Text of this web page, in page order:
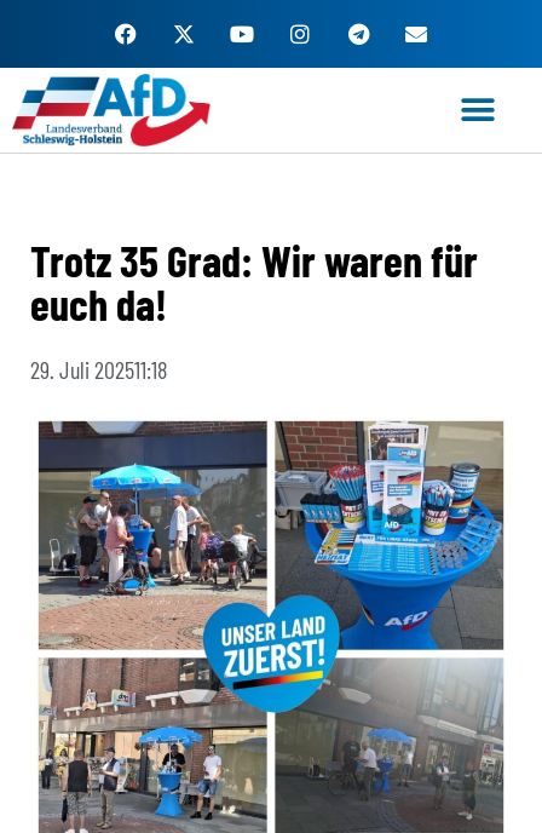
Zum
Inhalt
springen
Trotz 35 Grad: Wir waren für
euch da!
29. Juli 202511:18